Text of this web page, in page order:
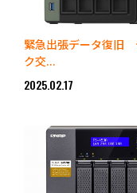
緊急出張データ復旧
ク交...
2025.02.17